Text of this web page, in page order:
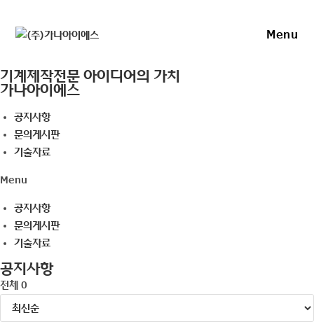
content
Menu
기계제작전문 아이디어의 가치
가나아이에스
공지사항
문의게시판
기술자료
Menu
공지사항
문의게시판
기술자료
공지사항
전체 0